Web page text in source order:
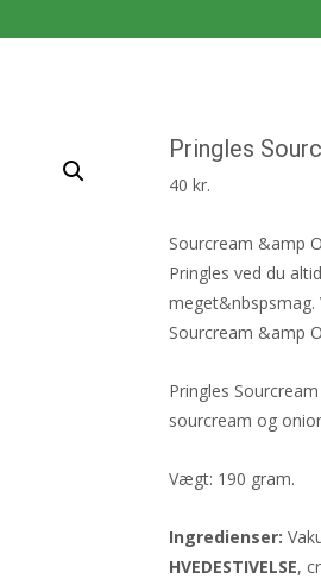
Pringles
40 kr.
Sourcream &amp
Pringles ved du
Sourcream &amp
Pringles
sourcream og
Vægt: 190 gram.
Ingredienser:
HVEDESTIVELSE,